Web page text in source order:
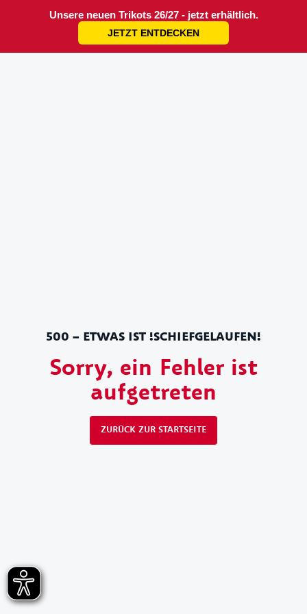
Unsere neuen Trikots 26/27 - jetzt erhältlich.
JETZT ENTDECKEN
500 – ETWAS IST !SCHIEFGELAUFEN!
Sorry, ein Fehler ist
aufgetreten
ZURÜCK ZUR STARTSEITE